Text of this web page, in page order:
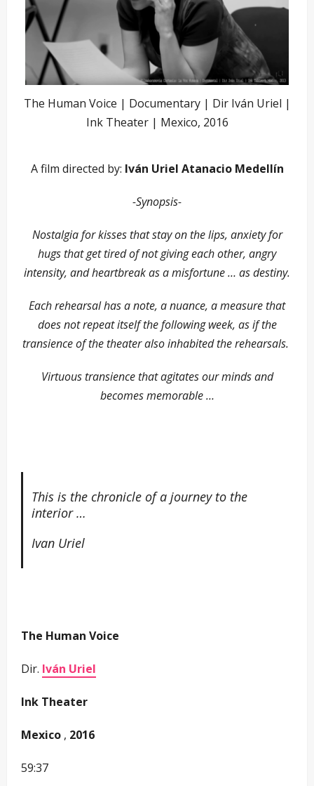
The Human Voice | Documentary | Dir Iván Uriel |
Ink Theater | Mexico, 2016
A film directed by: Iván Uriel Atanacio Medellín
-Synopsis-
Nostalgia for kisses that stay on the lips, anxiety for
hugs that get tired of not giving each other, angry
intensity, and heartbreak as a misfortune … as destiny.
Each rehearsal has a note, a nuance, a measure that
does not repeat itself the following week, as if the
transience of the theater also inhabited the rehearsals.
Virtuous transience that agitates our minds and
becomes memorable …
This is the chronicle of a journey to the
interior …
Ivan Uriel
The Human Voice
Dir. Iván Uriel
Ink Theater
Mexico , 2016
59:37